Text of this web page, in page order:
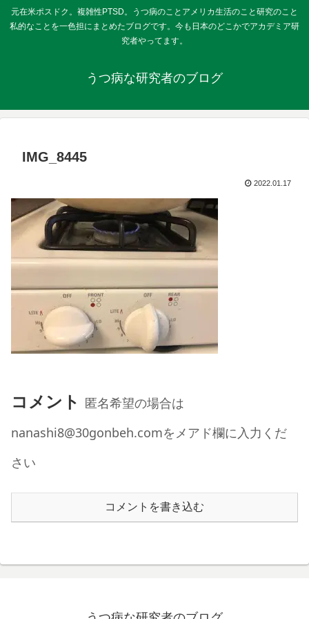
元在米ポスドク。複雑性PTSD。うつ病のことアメリカ生活のこと研究のこと
私的なことを一色担にまとめたブログです。今も日本のどこかでアカデミア研
究者やってます。
うつ病な研究者のブログ
IMG_8445
2022.01.17
コメント 匿名希望の場合は
nanashi8@30gonbeh.comをメアド欄に入力くだ
さい
コメントを書き込む